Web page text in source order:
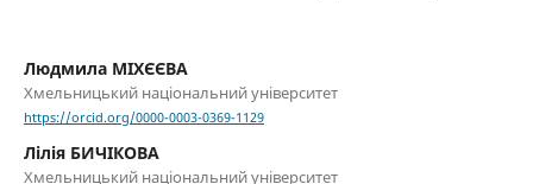
Людмила МІХЄЄВА
Хмельницький національний університет
https://orcid.org/0000-0003-0369-1129
Лілія БИЧІКОВА
Хмельницький національний університет